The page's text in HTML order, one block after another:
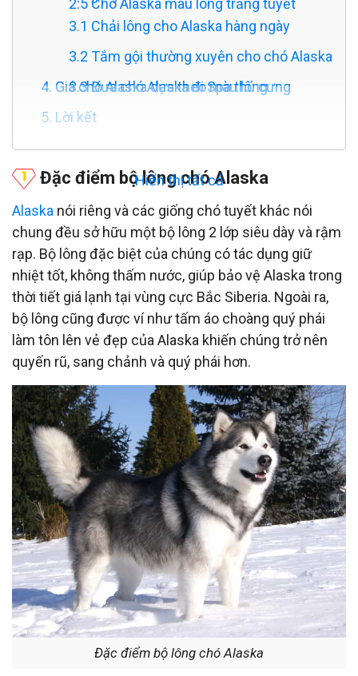
2.5 Chó Alaska màu lông trắng tuyết
3.1 Chải lông cho Alaska hàng ngày
3.2 Tắm gội thường xuyên cho chó Alaska
3.3 Đưa chó Alaska đi Spa thú cưng
4. Giá chó Alaska dựa theo màu lông
5. Lời kết
Hiển thị tất cả
Đặc điểm bộ lông chó Alaska
Alaska nói riêng và các giống chó tuyết khác nói
chung đều sở hữu một bộ lông 2 lớp siêu dày và rậm
rạp. Bộ lông đặc biệt của chúng có tác dụng giữ
nhiệt tốt, không thấm nước, giúp bảo vệ Alaska trong
thời tiết giá lạnh tại vùng cực Bắc Siberia. Ngoài ra,
bộ lông cũng được ví như tấm áo choàng quý phái
làm tôn lên vẻ đẹp của Alaska khiến chúng trở nên
quyến rũ, sang chảnh và quý phái hơn.
Đặc điểm bộ lông chó Alaska